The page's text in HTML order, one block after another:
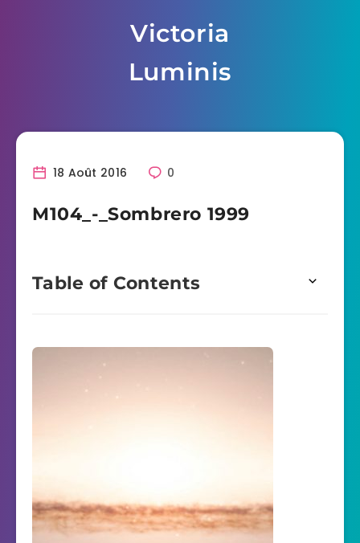
Victoria
Luminis
18 Août 2016 0
M104_-_Sombrero 1999
Table of Contents